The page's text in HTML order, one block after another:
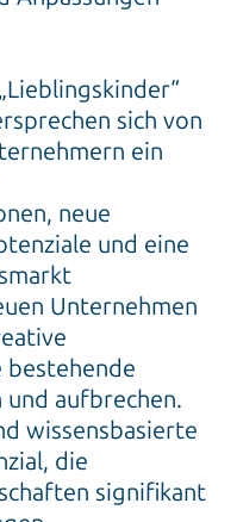
sich von
ein
neue
und eine
Unternehmen
bestehende
aufbrechen.
wissensbasierte
die
signifikant
auf